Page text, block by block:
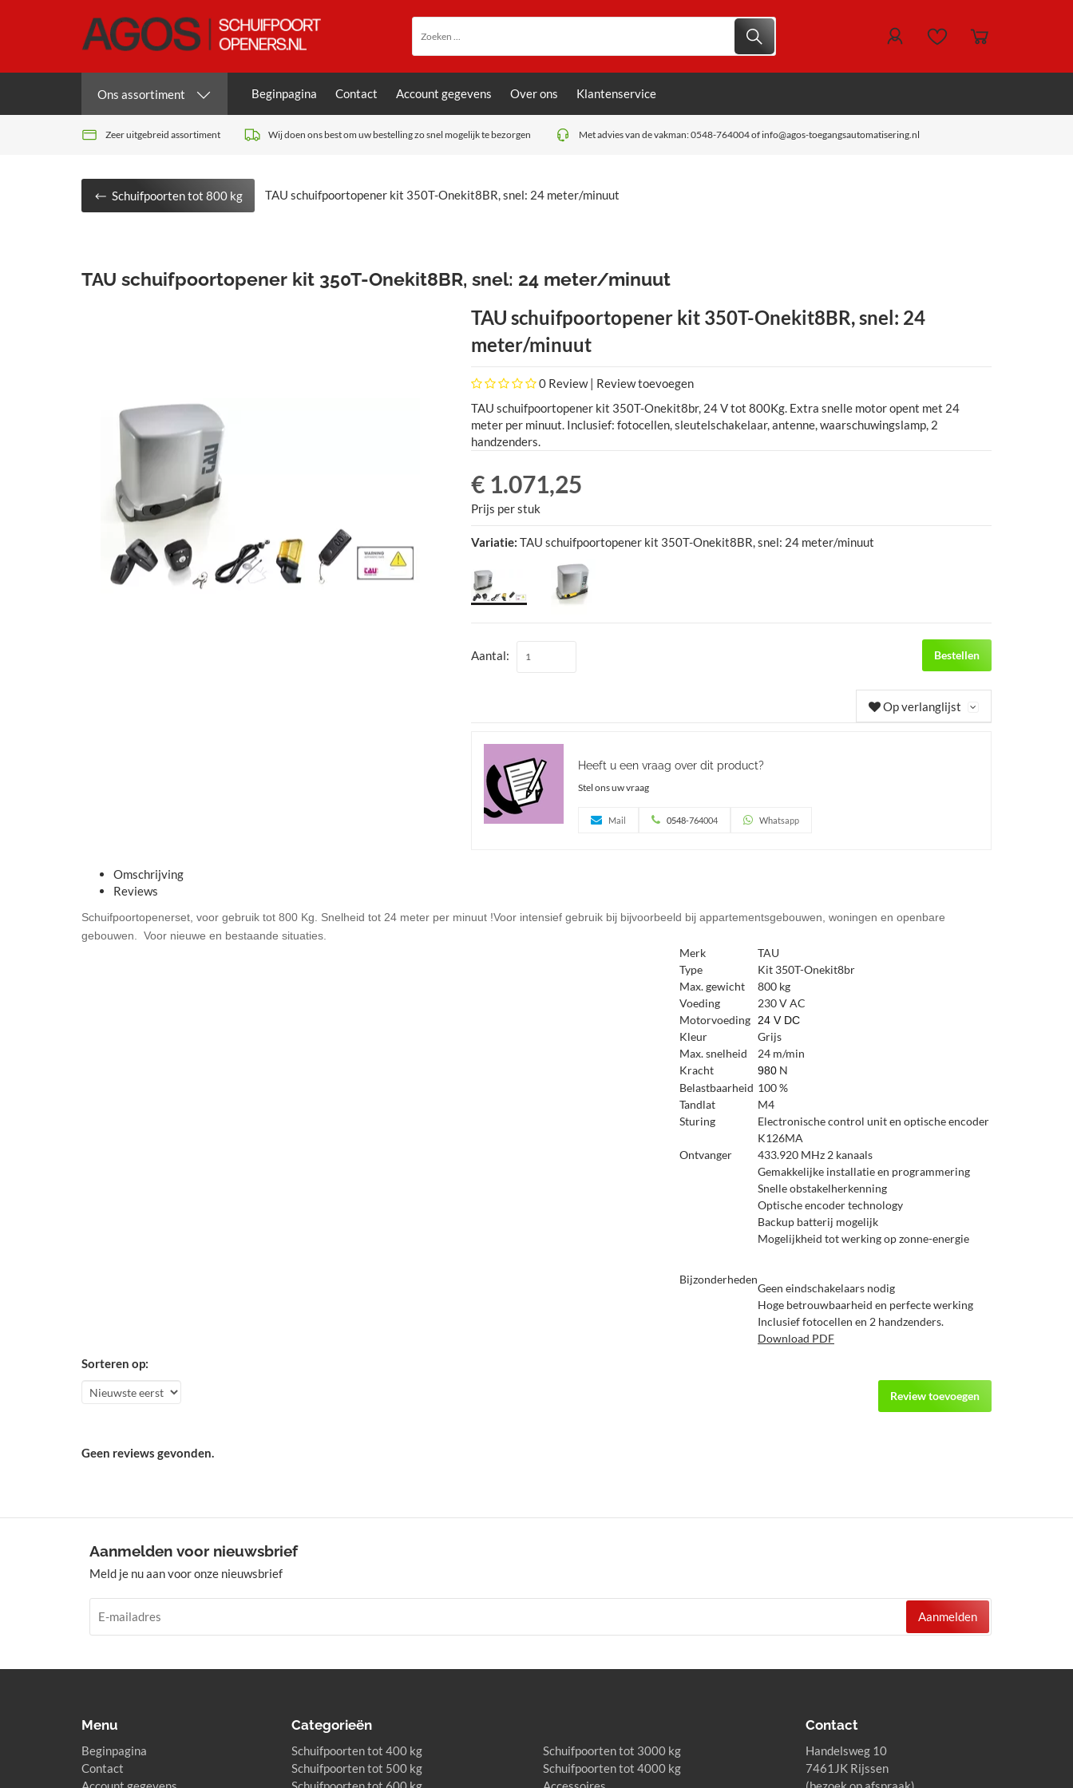
Ons assortiment Beginpagina Contact Account gegevens Over ons Klantenservice
Zeer uitgebreid assortiment Wij doen ons best om uw bestelling zo snel mogelijk te bezorgen Met advies van de vakman: 0548-764004 of info@agos-toegangsautomatisering.nl
Schuifpoorten tot 800 kg TAU schuifpoortopener kit 350T-Onekit8BR, snel: 24 meter/minuut
TAU schuifpoortopener kit 350T-Onekit8BR, snel: 24 meter/minuut
TAU schuifpoortopener kit 350T-Onekit8BR, snel: 24
meter/minuut
0Review | Review toevoegen
TAU schuifpoortopener kit 350T-Onekit8br, 24 V tot 800Kg. Extra snelle motor opent met 24
meter per minuut. Inclusief: fotocellen, sleutelschakelaar, antenne, waarschuwingslamp, 2
handzenders.
€ 1.071,25
Prijs per stuk
Variatie: TAU schuifpoortopener kit 350T-Onekit8BR, snel: 24 meter/minuut
Aantal: Bestellen
Op verlanglijst
Heeft u een vraag over dit product?
Stel ons uw vraag
Mail 0548-764004 Whatsapp
Omschrijving
Reviews
Schuifpoortopenerset, voor gebruik tot 800 Kg. Snelheid tot 24 meter per minuut !Voor intensief gebruik bij bijvoorbeeld bij appartementsgebouwen, woningen en openbare
gebouwen. Voor nieuwe en bestaande situaties.
Merk
TAU
Type
Kit 350T-Onekit8br
Max. gewicht
800 kg
Voeding
230 V AC
Motorvoeding
24 V DC
Kleur
Grijs
Max. snelheid
24 m/min
Kracht
980 N
Belastbaarheid 100 %
Tandlat
M4
Sturing
Electronische control unit en optische encoder
K126MA
Ontvanger
433.920 MHz 2 kanaals
Bijzonderheden
Gemakkelijke installatie en programmering
Snelle obstakelherkenning
Optische encoder technology
Backup batterij mogelijk
Mogelijkheid tot werking op zonne-energie
Geen eindschakelaars nodig
Hoge betrouwbaarheid en perfecte werking
Inclusief fotocellen en 2 handzenders.
Download PDF
Sorteren op:
Review toevoegen
Geen reviews gevonden.
Aanmelden voor nieuwsbrief
Meld je nu aan voor onze nieuwsbrief
Aanmelden
Categorieën
Schuifpoorten tot 400 kg
Schuifpoorten tot 500 kg
Schuifpoorten tot 3000 kg
Schuifpoorten tot 4000 kg
Menu
Beginpagina
Contact
Contact
Handelsweg 10
7461JK Rijssen